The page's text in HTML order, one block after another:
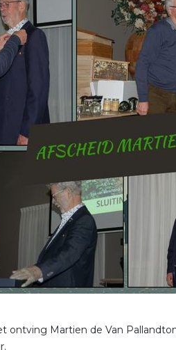
ontving Martien de Van